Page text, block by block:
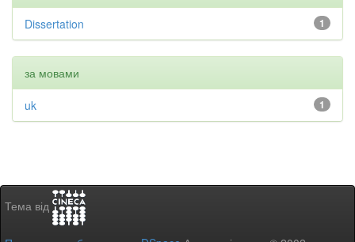
1
Dissertation
за мовами
1
uk
Тема від